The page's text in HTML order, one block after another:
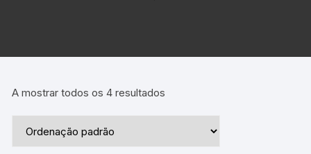
A mostrar todos os 4 resultados